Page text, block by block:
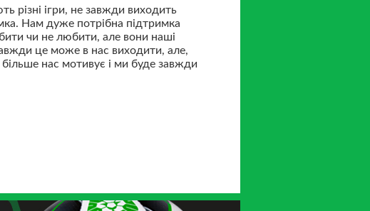
різні ігри, не завжди виходить
Нам дуже потрібна підтримка
чи не любити, але вони наші
це може в нас виходити, але,
нас мотивує і ми буде завжди